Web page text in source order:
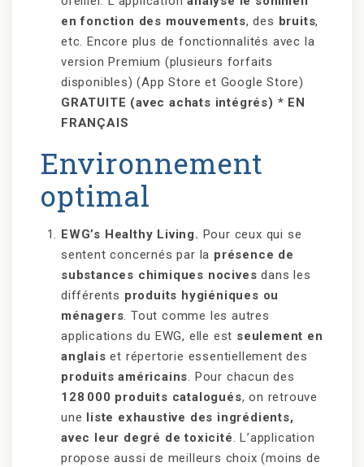
en fonction des mouvements, des bruits,
etc. Encore plus de fonctionnalités avec la
version Premium (plusieurs forfaits
disponibles) (App Store et Google Store)
GRATUITE (avec achats intégrés) * EN
FRANÇAIS
Environnement
optimal
EWG’s Healthy Living. Pour ceux qui se
sentent concernés par la présence de
substances chimiques nocives dans les
différents produits hygiéniques ou
ménagers. Tout comme les autres
applications du EWG, elle est seulement en
anglais et répertorie essentiellement des
produits américains. Pour chacun des
128 000 produits catalogués, on retrouve
une liste exhaustive des ingrédients,
avec leur degré de toxicité. L’application
propose aussi de meilleurs choix (moins de